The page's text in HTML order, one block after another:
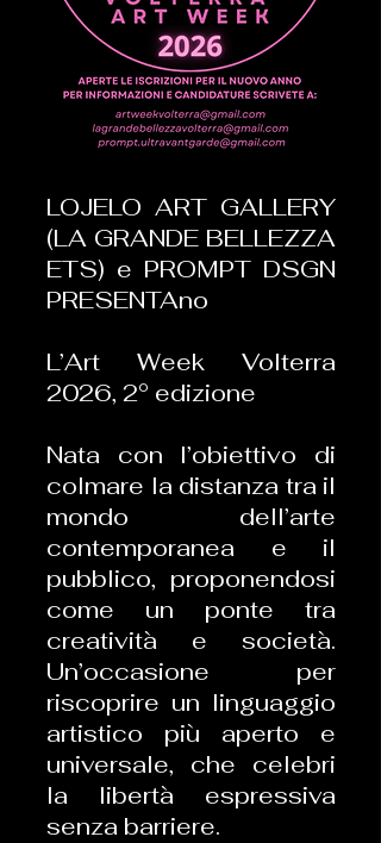
LOJELO ART GALLERY
(LA GRANDE BELLEZZA
ETS) e PROMPT DSGN
PRESENTAno
L’Art Week Volterra
2026, 2° edizione
Nata con l’obiettivo di
colmare la distanza tra il
mondo dell’arte
contemporanea e il
pubblico, proponendosi
come un ponte tra
creatività e società.
Un’occasione per
riscoprire un linguaggio
artistico più aperto e
universale, che celebri
la libertà espressiva
senza barriere.